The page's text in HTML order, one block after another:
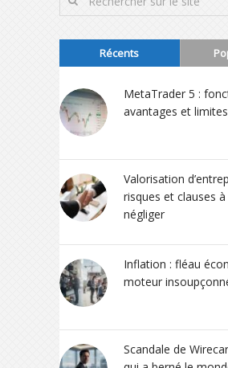
Récents
MetaTrader 5 :
avantages et limites
Valorisation
risques et clauses
négliger
Inflation : fléau
moteur
Scandale de